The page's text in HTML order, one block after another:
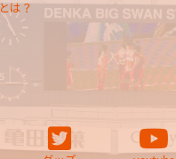
は？